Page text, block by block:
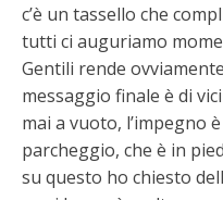
c’è un tassello che
tutti ci auguriamo
Gentili rende
messaggio finale è di
mai a vuoto, l’impegno
parcheggio, che è in
su questo ho chiesto